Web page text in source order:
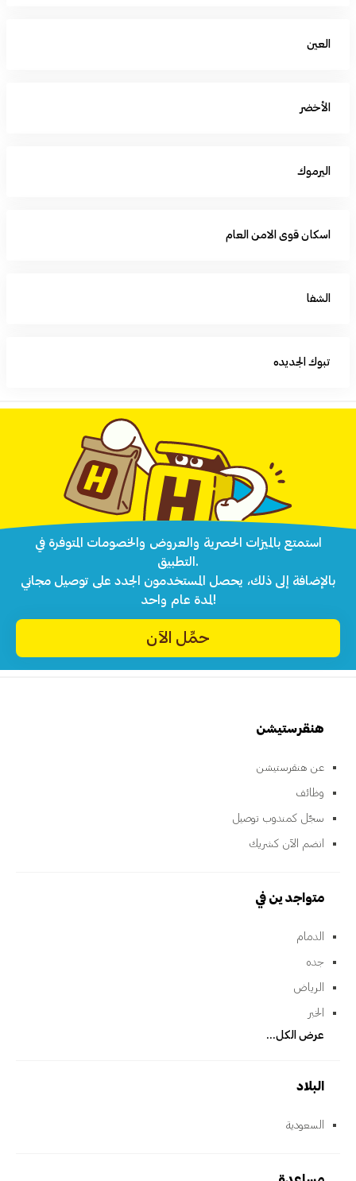
العين
الأخضر
اليرموك
اسكان قوى الامن العام
الشفا
تبوك الجديده
استمتع بالميزات الحصرية والعروض والخصومات المتوفرة في
التطبيق.
بالإضافة إلى ذلك، يحصل المستخدمون الجدد على توصيل مجاني
لمدة عام واحد!
حمِّل الآن
هنقرستيشن
عن هنقرستيشن
وظائف
سجّل كمندوب توصيل
انضم الآن كشريك
متواجدين في
الدمام
جده
الرياض
الخبر
عرض الكل...
البلاد
السعودية